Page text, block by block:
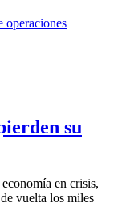
su
en crisis,
vuelta los miles